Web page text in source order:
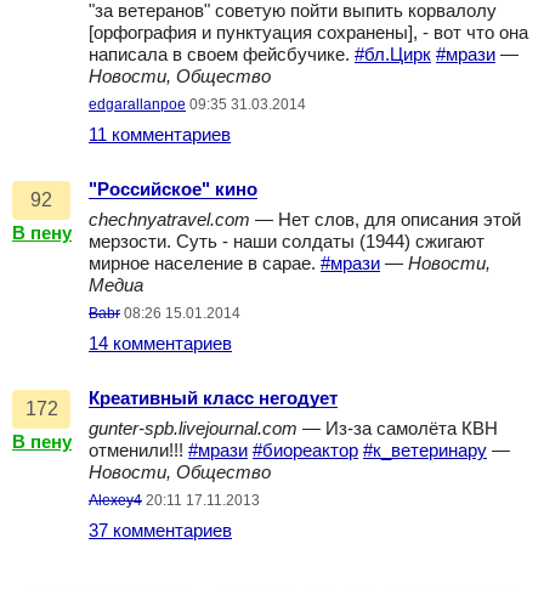
"за ветеранов" советую пойти выпить корвалолу
[орфография и пунктуация сохранены], - вот что она
написала в своем фейсбучике. #бл.Цирк #мрази —
Новости, Общество
edgarallanpoe 09:35 31.03.2014
11 комментариев
92
В пену
"Российское" кино
chechnyatravel.com — Нет слов, для описания этой
мерзости. Суть - наши солдаты (1944) сжигают
мирное население в сарае. #мрази — Новости,
Медиа
Babr 08:26 15.01.2014
14 комментариев
172
В пену
Креативный класс негодует
gunter-spb.livejournal.com — Из-за самолёта КВН
отменили!!! #мрази #биореактор #к_ветеринару —
Новости, Общество
Alexey4 20:11 17.11.2013
37 комментариев